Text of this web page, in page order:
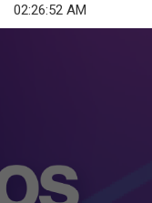
02:26:54 AM